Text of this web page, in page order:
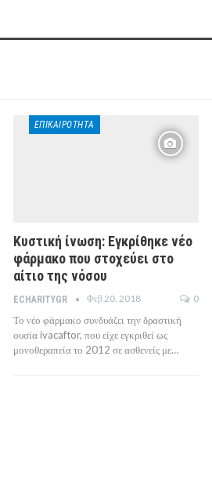
ΕΠΙΚΑΙΡΌΤΗΤΑ
Κυστική ίνωση: Εγκρίθηκε νέο
φάρμακο που στοχεύει στο
αίτιο της νόσου
ECHARITYGR Φεβ 20, 2018 0
Το νέο φάρμακο συνδυάζει την δραστική
ουσία ivacaftor, που είχε εγκριθεί ως
μονοθεραπεία το 2012 σε ασθενείς με…